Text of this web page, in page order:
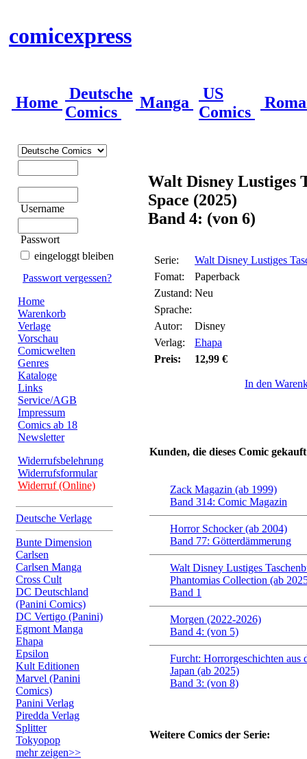
comicexpress
Home
Deutsche
Comics
Manga
US
Comics
Username
Passwort
eingeloggt bleiben
Passwort vergessen?
Home
Warenkorb
Verlage
Vorschau
Comicwelten
Genres
Kataloge
Links
Service/AGB
Impressum
Comics ab 18
Newsletter
Widerrufsbelehrung
Widerrufsformular
Widerruf (Online)
Deutsche Verlage
Bunte Dimension
Carlsen
Carlsen Manga
Cross Cult
DC Deutschland
(Panini Comics)
DC Vertigo (Panini)
Egmont Manga
Ehapa
Epsilon
Kult Editionen
Marvel (Panini
Comics)
Panini Verlag
Piredda Verlag
Splitter
Tokyopop
mehr zeigen>>
Walt Disney Lustiges
Space (2025)
Band 4: (von 6)
Serie:
Walt Disney Lustiges
Fomat:
Paperback
Zustand: Neu
Sprache:
Autor:
Disney
Verlag:
Ehapa
Preis:
12,99 €
In den
Kunden, die dieses Comic
Zack Magazin (ab 1999)
Band 314: Comic Magazin
Horror Schocker (ab 2004)
Band 77: Götterdämmerung
Walt Disney Lustiges
Phantomias Collection (ab
Band 1
Morgen (2022-2026)
Band 4: (von 5)
Furcht: Horrorgeschichten aus
Japan (ab 2025)
Band 3: (von 8)
Weitere Comics der Serie: